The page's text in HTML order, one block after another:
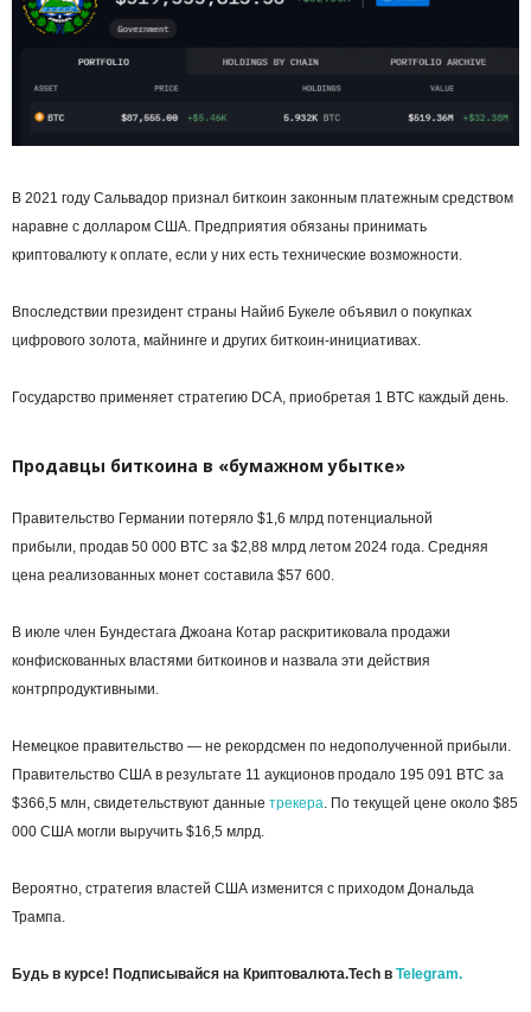
В 2021 году Сальвадор признал биткоин законным платежным средством
наравне с долларом США. Предприятия обязаны принимать
криптовалюту к оплате, если у них есть технические возможности.
Впоследствии президент страны Найиб Букеле объявил о покупках
цифрового золота, майнинге и других биткоин-инициативах.
Государство применяет стратегию DCA, приобретая 1 BTC каждый день.
Продавцы биткоина в «бумажном убытке»
Правительство Германии потеряло $1,6 млрд потенциальной
прибыли, продав 50 000 BTC за $2,88 млрд летом 2024 года. Средняя
цена реализованных монет составила $57 600.
В июле член Бундестага Джоана Котар раскритиковала продажи
конфискованных властями биткоинов и назвала эти действия
контрпродуктивными.
Немецкое правительство — не рекордсмен по недополученной прибыли.
Правительство США в результате 11 аукционов продало 195 091 BTC за
$366,5 млн, свидетельствуют данные трекера. По текущей цене около $85
000 США могли выручить $16,5 млрд.
Вероятно, стратегия властей США изменится с приходом Дональда
Трампа.
Будь в курсе! Подписывайся на Криптовалюта.Tech в Telegram.